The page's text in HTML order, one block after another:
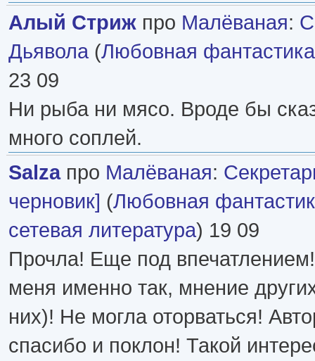
Алый Стриж про Малёваная:
Дьявола (Любовная фантастика
23 09
Ни рыба ни мясо. Вроде бы
много соплей.
Salzaпро Малёваная:
черновик] (Любовная
сетевая литература) 19 09
Прочла! Еще под
меня именно так, мнение
них)! Не могла оторваться!
спасибо и поклон! Такой